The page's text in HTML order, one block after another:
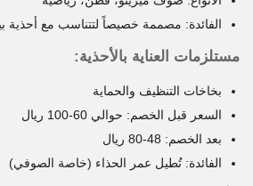
الفائدة: مصممة خصيصاً لتتناسب مع أحذية
مستلزمات العناية بالأحذية:
بخاخات التنظيف والحماية
السعر قبل الخصم: حوالي 60-100 ريال
بعد الخصم: 48-80 ريال
الفائدة: تُطيل عمر الحذاء (خاصة الصوفي)